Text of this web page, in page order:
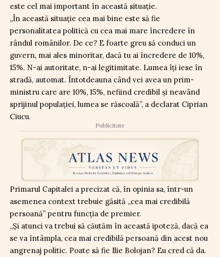
este cel mai important în această situație.
„În această situație cea mai bine este să fie
personalitatea politică cu cea mai mare încredere în
rândul românilor. De ce? E foarte greu să conduci un
guvern, mai ales minoritar, dacă tu ai încredere de 10%,
15%. N-ai autoritate, n-ai legitimitate. Lumea îți iese în
stradă, automat. Întotdeauna când vei avea un prim-
ministru care are 10%, 15%, nefiind credibil și neavând
sprijinul populației, lumea se răscoală”, a declarat Ciprian
Ciucu.
Publicitate
Primarul Capitalei a precizat că, în opinia sa, într-un
asemenea context trebuie găsită „cea mai credibilă
persoană” pentru funcția de premier.
„Și atunci va trebui să căutăm în această ipoteză, dacă ea
se va întâmpla, cea mai credibilă persoană din acest nou
angrenaj politic. Poate să fie Ilie Bolojan? Eu cred că da.